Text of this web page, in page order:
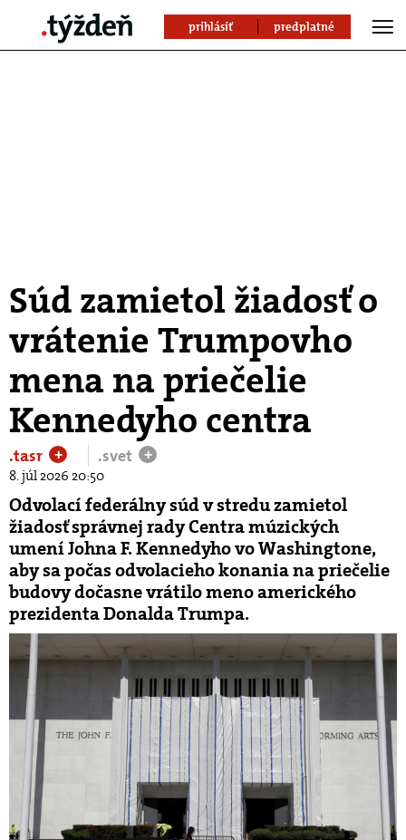
prihlásiť predplatné
Súd zamietol žiadosť o
vrátenie Trumpovho
mena na priečelie
Kennedyho centra
.tasr + .svet +
8. júl 2026 20:50
Odvolací federálny súd v stredu zamietol
žiadosť správnej rady Centra múzických
umení Johna F. Kennedyho vo Washingtone,
aby sa počas odvolacieho konania na priečelie
budovy dočasne vrátilo meno amerického
prezidenta Donalda Trumpa.